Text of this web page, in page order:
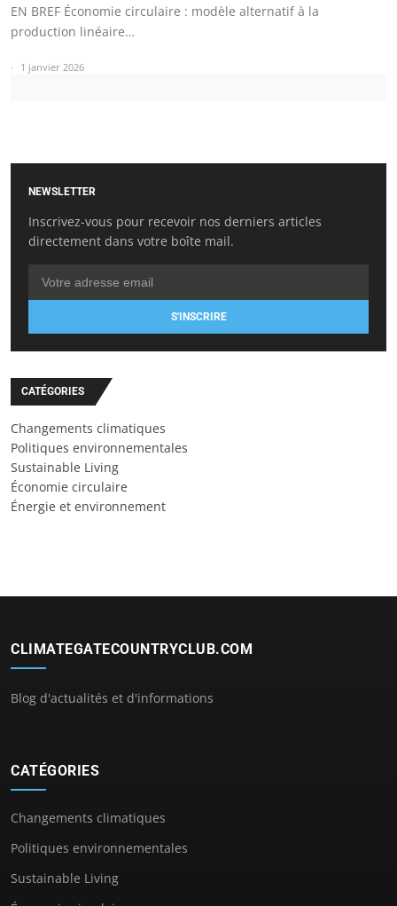
EN BREF Économie circulaire : modèle alternatif à la
production linéaire…
1 janvier 2026
NEWSLETTER
Inscrivez-vous pour recevoir nos derniers articles
directement dans votre boîte mail.
S'INSCRIRE
CATÉGORIES
Changements climatiques
Politiques environnementales
Sustainable Living
Économie circulaire
Énergie et environnement
CLIMATEGATECOUNTRYCLUB.COM
Blog d'actualités et d'informations
CATÉGORIES
Changements climatiques
Politiques environnementales
Sustainable Living